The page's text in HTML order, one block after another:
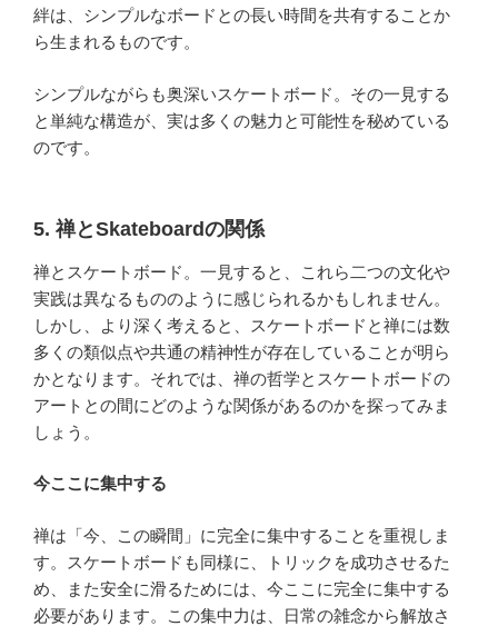
絆は、シンプルなボードとの長い時間を共有することか
ら生まれるものです。
シンプルながらも奥深いスケートボード。その一見する
と単純な構造が、実は多くの魅力と可能性を秘めている
のです。
5. 禅とSkateboardの関係
禅とスケートボード。一見すると、これら二つの文化や
実践は異なるもののように感じられるかもしれません。
しかし、より深く考えると、スケートボードと禅には数
多くの類似点や共通の精神性が存在していることが明ら
かとなります。それでは、禅の哲学とスケートボードの
アートとの間にどのような関係があるのかを探ってみま
しょう。
今ここに集中する
禅は「今、この瞬間」に完全に集中することを重視しま
す。スケートボードも同様に、トリックを成功させるた
め、また安全に滑るためには、今ここに完全に集中する
必要があります。この集中力は、日常の雑念から解放さ